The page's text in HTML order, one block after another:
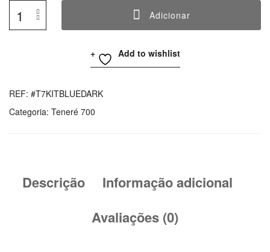
Quantidade
Graphics
Kit
Adicionar
Add to wishlist
REF: #T7KITBLUEDARK
Categoria: Teneré 700
Descrição
Informação adicional
Avaliações (0)